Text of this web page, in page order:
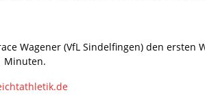
Wagener (VfL Sindelfingen) den
Minuten.